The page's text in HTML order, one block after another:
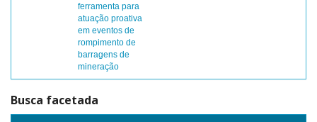
ferramenta para
atuação proativa
em eventos de
rompimento de
barragens de
mineração
Busca facetada